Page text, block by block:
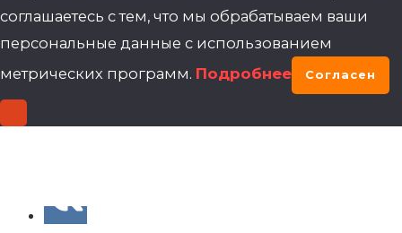
соглашаетесь с тем, что мы обрабатываем ваши
персональные данные с использованием
метрических программ. Подробнее Согласен